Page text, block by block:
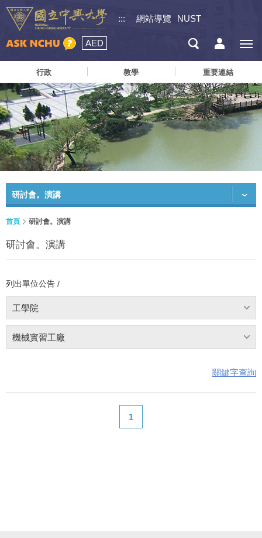
::: 網站導覽 NUST
AED
行政 教學 重要連結
研討會。演講
首頁 研討會。演講
研討會。演講
列出單位公告 /
工學院
機械實習工廠
關鍵字查詢
1